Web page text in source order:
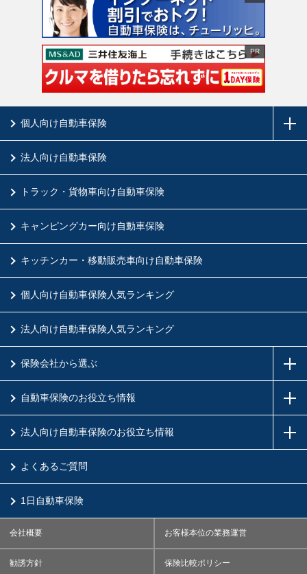
PR
個人向け自動車保険
法人向け自動車保険
トラック・貨物車向け自動車保険
キャンピングカー向け自動車保険
キッチンカー・移動販売車向け自動車保険
個人向け自動車保険人気ランキング
法人向け自動車保険人気ランキング
保険会社から選ぶ
自動車保険のお役立ち情報
法人向け自動車保険のお役立ち情報
よくあるご質問
1日自動車保険
会社概要 お客様本位の業務運営
勧誘方針 保険比較ポリシー